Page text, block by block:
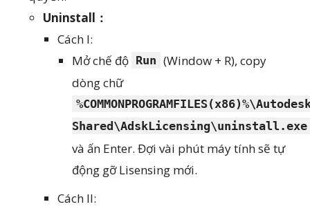
Uninstall：
Cách I:
Mở chế độ Run (Window + R), copy
dòng chữ
Shared\AdskLicensing\uninstall.exe
và ấn Enter. Đợi vài phút máy tính sẽ tự
động gỡ Lisensing mới.
Cách II: